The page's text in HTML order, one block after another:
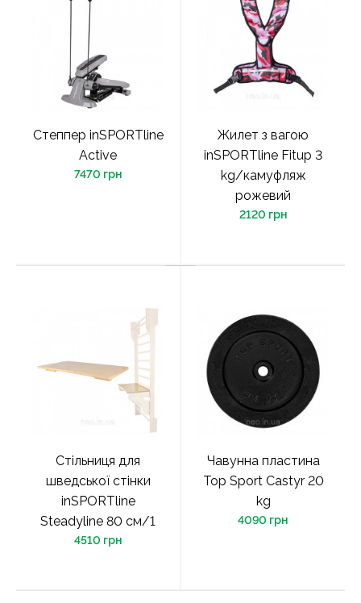
Степпер inSPORTline
Active
7470 грн
Жилет з вагою
inSPORTline Fitup 3
kg/камуфляж
рожевий
2120 грн
Стільниця для
шведської стінки
inSPORTline
Steadyline 80 см/1
4510 грн
Чавунна пластина
Top Sport Castyr 20
kg
4090 грн